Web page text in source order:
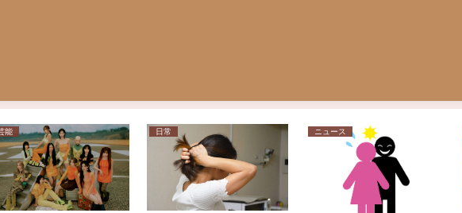
ニュース ニュース